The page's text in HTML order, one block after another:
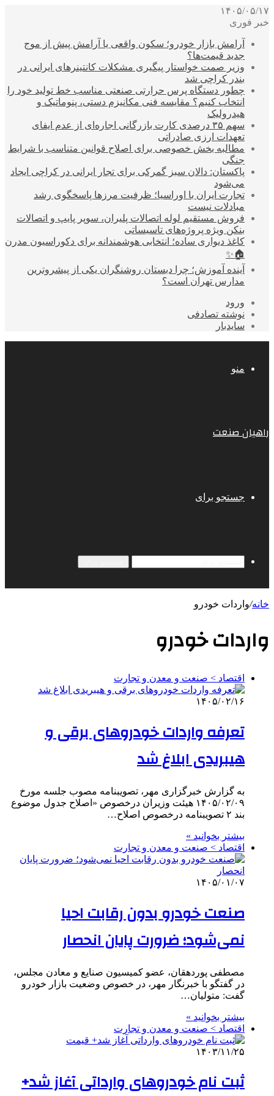
۱۴۰۵/۰۵/۱۷
خبر فوری
آرامش بازار خودرو؛ سکون واقعی یا آرامش پیش از موج
جدید قیمت‌ها؟
وزیر صمت خواستار پیگیری مشکلات کانتینرهای ایرانی در
بندر کراچی شد
چطور دستگاه پرس حرارتی صنعتی مناسب خط تولید خود را
انتخاب کنیم؟ مقایسه فنی مکانیزم دستی، پنوماتیک و
هیدرولیک
سهم ۳۵ درصدی کارت بازرگانی اجاره‌ای از عدم ایفای
تعهدات ارزی صادراتی
مطالبه بخش خصوصی برای اصلاح قوانین متناسب با شرایط
جنگی
پاکستان: دالان سبز گمرکی برای تجار ایرانی در کراچی ایجاد
می‌شود
تجارت ایران با اوراسیا؛ ظرفیت مرزها پاسخگوی رشد
مبادلات نیست
فروش مستقیم لوله اتصالات پلیران، سوپر پایپ و اتصالات
بنکن ویژه پروژه‌های تاسیساتی
کاغذ دیواری ساده؛ انتخابی هوشمندانه برای دکوراسیون مدرن
🏠✨
آینده آموزش؛ چرا دبستان روشنگران یکی از پیشروترین
مدارس تهران است؟
ورود
نوشته تصادفی
سایدبار
منو
راهیان صنعت
جستجو برای
خانه/واردات خودرو
واردات خودرو
اقتصاد > صنعت و معدن و تجارت
۱۴۰۵/۰۲/۱۶
تعرفه واردات خودروهای برقی و
هیبریدی ابلاغ شد
به گزارش خبرگزاری مهر، تصویبنامه مصوب جلسه مورخ
۱۴۰۵/۰۲/۰۹ هیئت وزیران درخصوص «اصلاح جدول موضوع
بند ۲ تصویبنامه درخصوص اصلاح…
بیشتر بخوانید »
اقتصاد > صنعت و معدن و تجارت
۱۴۰۵/۰۱/۰۷
صنعت خودرو بدون رقابت احیا
نمی‌شود؛ ضرورت پایان انحصار
مصطفی پوردهقان، عضو کمیسیون صنایع و معادن مجلس،
در گفتگو با خبرنگار مهر، در خصوص وضعیت بازار خودرو
گفت: متولیان…
بیشتر بخوانید »
اقتصاد > صنعت و معدن و تجارت
۱۴۰۳/۱۱/۲۵
ثبت نام خودروهای وارداتی آغاز شد+